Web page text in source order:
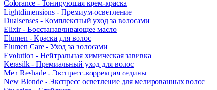
Colorance - Тонирующая крем-краска
Lightdimensions - Премиум-осветление
Dualsenses - Комплексный уход за волосами
Elixir - Восстанавливающее масло
Elumen - Краска для волос
Elumen Care - Уход за волосами
Evolution - Нейтральная химическая завивка
Kerasilk - Премиальный уход для волос
Men Reshade - Экспресс-коррекция седины
New Blonde - Экспресс осветление для мелированных волос